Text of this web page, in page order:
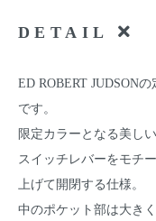
DETAIL
ED ROBERT JUDSON
です。
限定カラーとなる美し
スイッチレバーをモチ
上げて開閉する仕様。
中のポケット部は大き